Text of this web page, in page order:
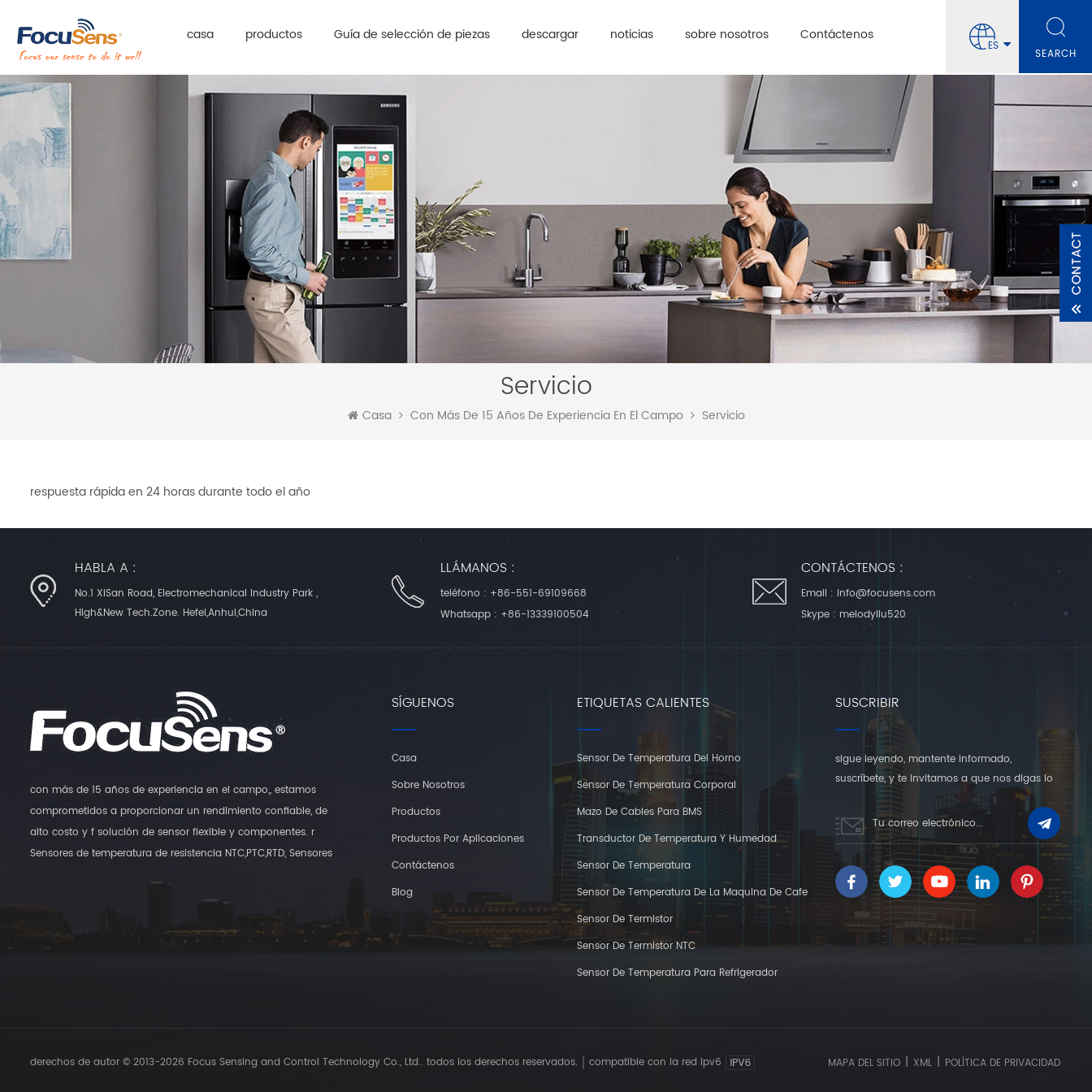
casa productos Guía de selección de piezas descargar noticias sobre nosotros Contáctenos
ES
Servicio
Casa Con Más De 15 Años De Experiencia En El Campo Servicio
respuesta rápida en 24 horas durante todo el año
HABLA A :
No.1 XiSan Road, Electromechanical Industry Park ,
High&New Tech.Zone. Hefei,Anhui,China
LLÁMANOS :
teléfono : +86-551-69109668
Whatsapp : +86-13339100504
CONTÁCTENOS :
Email : info@focusens.com
Skype : melodyliu520
con más de 15 años de experiencia en el campo,, estamos
comprometidos a proporcionar un rendimiento confiable, de
alto costo y f solución de sensor flexible y componentes. r
Sensores de temperatura de resistencia NTC,PTC,RTD, Sensores
sensores de interruptores magnéticos son nuestros principales
SÍGUENOS
Casa
Sobre Nosotros
Productos
Productos Por Aplicaciones
Contáctenos
Blog
ETIQUETAS CALIENTES
Sensor De Temperatura Del Horno
Sensor De Temperatura Corporal
Mazo De Cables Para BMS
Transductor De Temperatura Y Humedad
Sensor De Temperatura
Sensor De Temperatura De La Maquina De Cafe
Sensor De Termistor
Sensor De Termistor NTC
Sensor De Temperatura Para Refrigerador
SUSCRIBIR
sigue leyendo, mantente informado,
suscríbete, y te invitamos a que nos digas lo
que piensas.
derechos de autor © 2013-2026 Focus Sensing and Control Technology Co., Ltd.. todos los derechos reservados. compatible con la red ipv6 MAPA DEL SITIO | XML | POLÍTICA DE PRIVACIDAD